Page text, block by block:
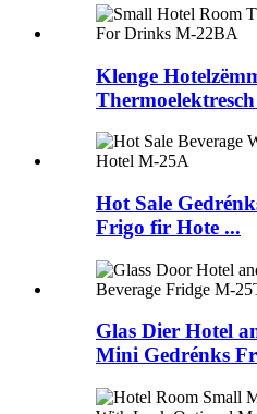
Klenge
Hot Sale
Frigo fir Hote ...
Glas Dier Hotel
Mini Gedrénks